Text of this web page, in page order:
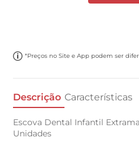
*Preços no Site e App podem ser
Descrição Características
Escova Dental Infantil
Unidades